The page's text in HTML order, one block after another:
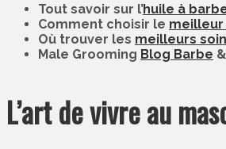
Tout savoir sur l’huile à
Comment choisir le meilleur
Où trouver les meilleurs
Male Grooming Blog Barbe
L’art de vivre au